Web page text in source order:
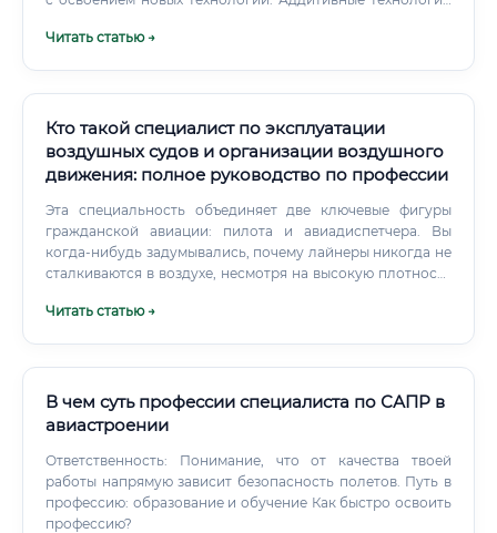
бионической структурой.
Читать статью →
Кто такой специалист по эксплуатации
воздушных судов и организации воздушного
движения: полное руководство по профессии
Эта специальность объединяет две ключевые фигуры
гражданской авиации: пилота и авиадиспетчера. Вы
когда-нибудь задумывались, почему лайнеры никогда не
сталкиваются в воздухе, несмотря на высокую плотность
Читать статью →
В чем суть профессии специалиста по САПР в
авиастроении
Ответственность: Понимание, что от качества твоей
работы напрямую зависит безопасность полетов. Путь в
профессию: образование и обучение Как быстро освоить
профессию?